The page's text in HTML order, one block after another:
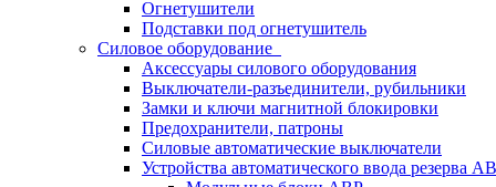
Огнетушители
Подставки под огнетушитель
Силовое оборудование
Аксессуары силового оборудования
Выключатели-разъединители, рубильники
Замки и ключи магнитной блокировки
Предохранители, патроны
Силовые автоматические выключатели
Устройства автоматического ввода резерва